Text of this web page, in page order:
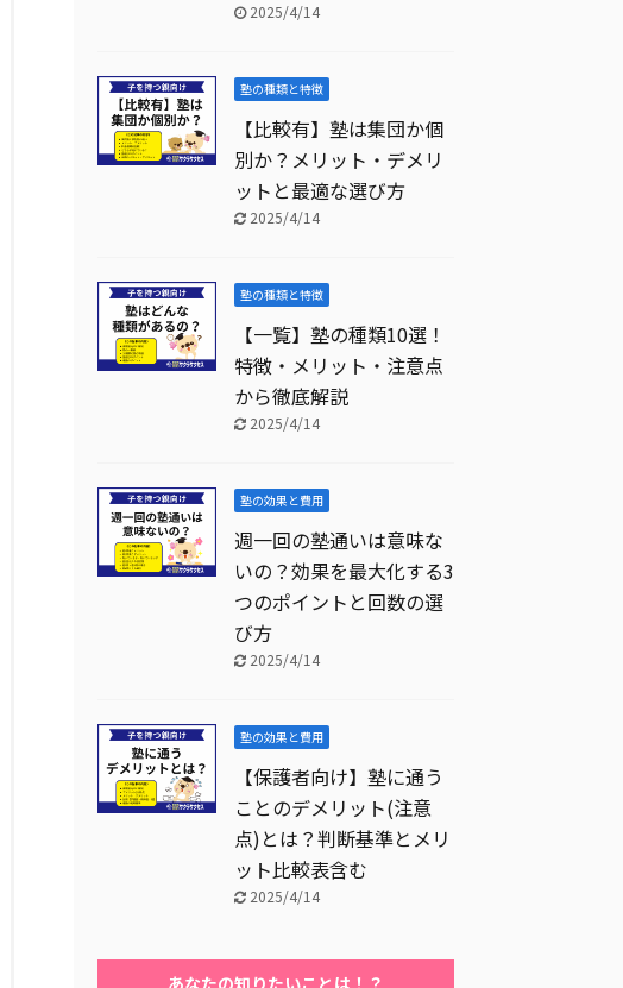
2025/4/14
塾の種類と特徴
【比較有】塾は集団か個
別か？メリット・デメリ
ットと最適な選び方
2025/4/14
塾の種類と特徴
【一覧】塾の種類10選！
特徴・メリット・注意点
から徹底解説
2025/4/14
塾の効果と費用
週一回の塾通いは意味な
いの？効果を最大化する3
つのポイントと回数の選
び方
2025/4/14
塾の効果と費用
【保護者向け】塾に通う
ことのデメリット(注意
点)とは？判断基準とメリ
ット比較表含む
2025/4/14
あなたの知りたいことは！？